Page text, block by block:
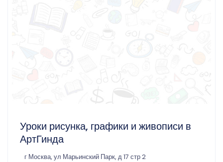
Уроки рисунка, графики и живописи в
АртГинда
г Москва, ул Марьинский Парк, д 17 стр 2